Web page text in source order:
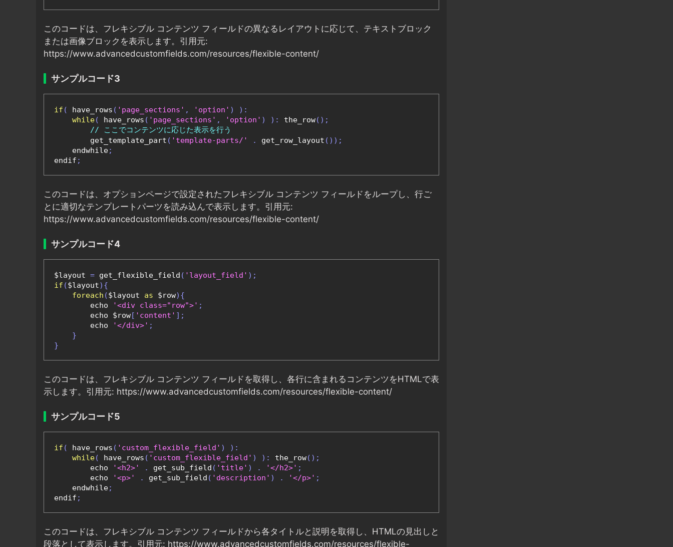
このコードは、フレキシブル コンテンツ フィールドの異なるレイアウトに応じて、テキストブロック
または画像ブロックを表示します。引用元:
https://www.advancedcustomfields.com/resources/flexible-content/
サンプルコード3
if ( have_rows ( 'page_sections' , 'option' )
):
while( have_rows ( 'page_sections' , 'option' ) ): the_row();
// ここでコンテンツに応じた表示を行う
        get_template_part
( 'template-parts/' . get_row_layout ());
    endwhile
;
endif ;
このコードは、オプションページで設定されたフレキシブル コンテンツ フィールドをループし、行ご
とに適切なテンプレートパーツを読み込んで表示します。引用元:
https://www.advancedcustomfields.com/resources/flexible-content/
サンプルコード4
$layout = get_flexible_field ( 'layout_field' );
if ($layout){
foreach ($layout as $row){
        echo
'<div class="row">' ;
        echo $row
[ 'content' ];
        echo
'</div>' ;
}
}
このコードは、フレキシブル コンテンツ フィールドを取得し、各行に含まれるコンテンツをHTMLで表
示します。引用元: https://www.advancedcustomfields.com/resources/flexible-content/
サンプルコード5
if ( have_rows ( 'custom_flexible_field' )
):
while( have_rows ( 'custom_flexible_field' ) ): the_row();
        echo
'<h2>' . get_sub_field ( 'title' ) . '</h2>' ;
        echo
'<p>' . get_sub_field ( 'description' ) . '</p>' ;
    endwhile
;
endif ;
このコードは、フレキシブル コンテンツ フィールドから各タイトルと説明を取得し、HTMLの見出しと
段落として表示します。引用元: https://www.advancedcustomfields.com/resources/flexible-